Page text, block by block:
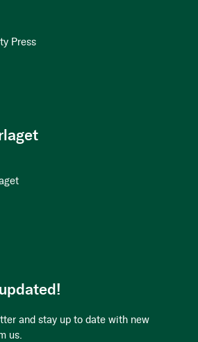
Press
and stay up to date with new
us.